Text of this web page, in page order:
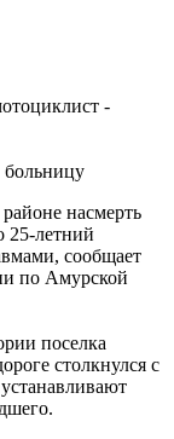
насмерть
25-летний
сообщает
по Амурской
поселка
столкнулся с